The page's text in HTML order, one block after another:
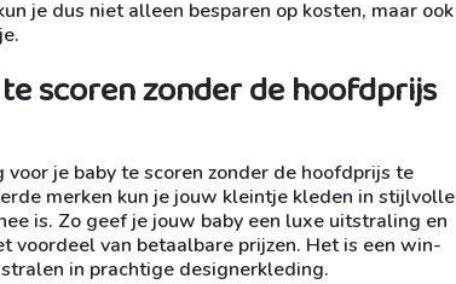
je dus niet alleen besparen op kosten, maar ook
scoren zonder de hoofdprijs
je baby te scoren zonder de hoofdprijs te
merken kun je jouw kleintje kleden in stijlvolle
is. Zo geef je jouw baby een luxe uitstraling en
van betaalbare prijzen. Het is een win-
in prachtige designerkleding.